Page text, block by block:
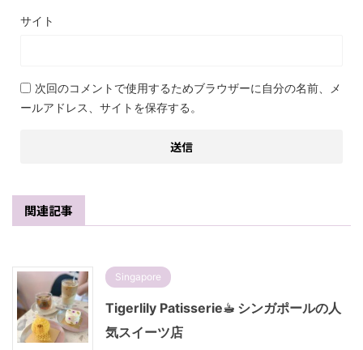
サイト
次回のコメントで使用するためブラウザーに自分の名前、メ
ールアドレス、サイトを保存する。
関連記事
Singapore
Tigerlily Patisserie☕︎ シンガポールの人
気スイーツ店